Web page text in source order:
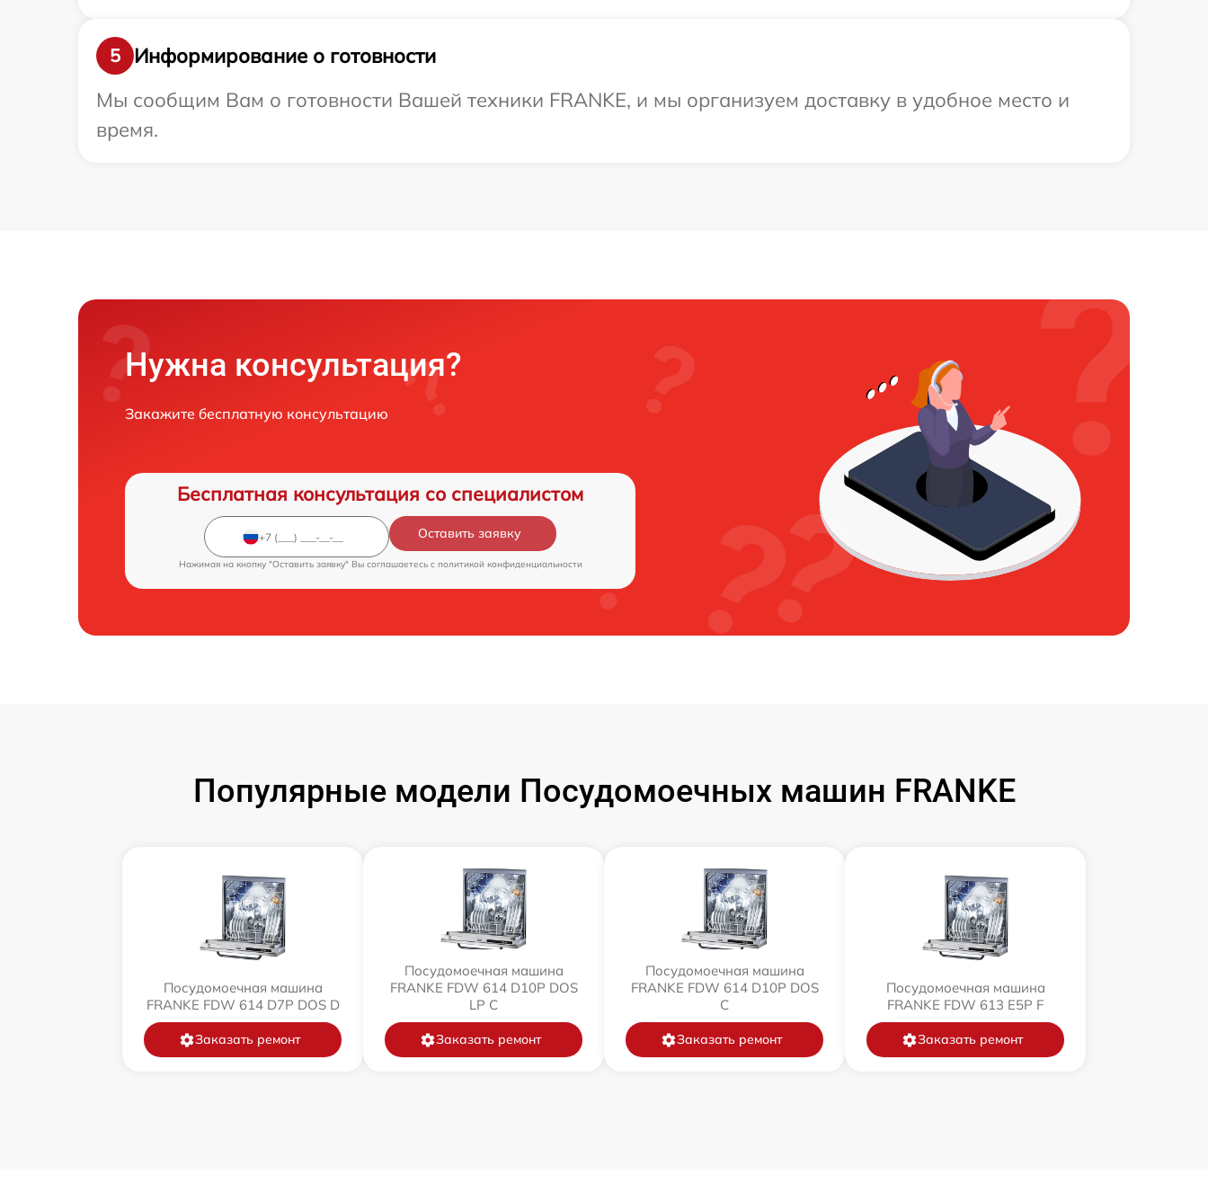
5
Информирование о готовности
Мы сообщим Вам о готовности Вашей техники FRANKE, и мы организуем доставку в удобное место и
время.
Нужна консультация?
Закажите бесплатную консультацию
Бесплатная консультация со специалистом
Оставить заявку
Нажимая на кнопку "Оставить заявку" Вы соглашаетесь c политикой конфиденциальности
Популярные модели Посудомоечных машин FRANKE
Посудомоечная машина
FRANKE FDW 614 D7P DOS D
Заказать ремонт
Посудомоечная машина
FRANKE FDW 614 D10P DOS
LP C
Заказать ремонт
Посудомоечная машина
FRANKE FDW 614 D10P DOS
C
Заказать ремонт
Посудомоечная машина
FRANKE FDW 613 E5P F
Заказать ремонт